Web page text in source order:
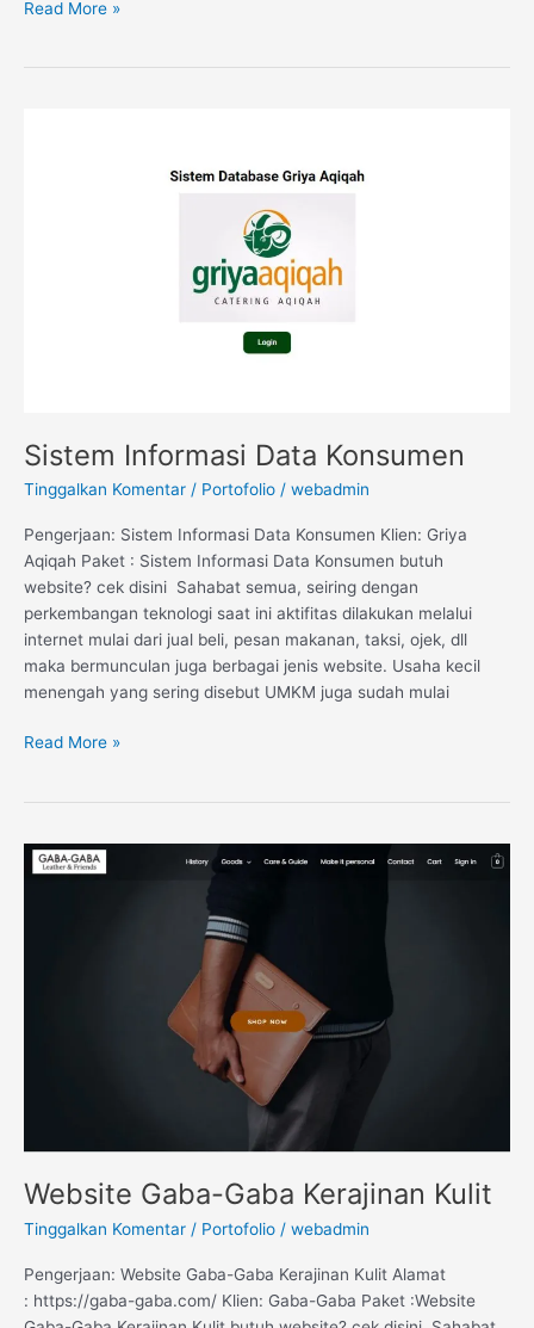
Read More »
Sistem Informasi Data Konsumen
Tinggalkan Komentar / Portofolio / webadmin
Pengerjaan: Sistem Informasi Data Konsumen Klien: Griya
Aqiqah Paket : Sistem Informasi Data Konsumen butuh
website? cek disini Sahabat semua, seiring dengan
perkembangan teknologi saat ini aktifitas dilakukan melalui
internet mulai dari jual beli, pesan makanan, taksi, ojek, dll
maka bermunculan juga berbagai jenis website. Usaha kecil
menengah yang sering disebut UMKM juga sudah mulai
Read More »
Website Gaba-Gaba Kerajinan Kulit
Tinggalkan Komentar / Portofolio / webadmin
Pengerjaan: Website Gaba-Gaba Kerajinan Kulit Alamat
: https://gaba-gaba.com/ Klien: Gaba-Gaba Paket :Website
Website